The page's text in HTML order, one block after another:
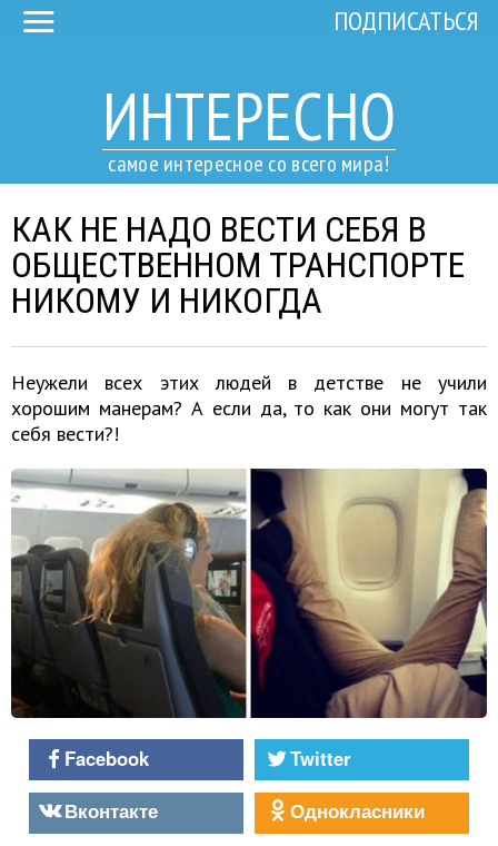
ИНТЕРЕСНО
самое интересное со всего мира!
ПОДПИСАТЬСЯ
КАК НЕ НАДО ВЕСТИ СЕБЯ В
ОБЩЕСТВЕННОМ ТРАНСПОРТЕ
НИКОМУ И НИКОГДА
Неужели всех этих людей в детстве не учили
хорошим манерам? А если да, то как они могут так
себя вести?!
Facebook
Twitter
Вконтакте
Однокласники